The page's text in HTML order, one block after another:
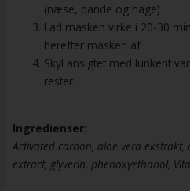
(næse, pande og hage)
Lad masken virke i 20-30
herefter masken af
Skyl ansigtet med lunkent
rester.
Ingredienser:
Activated carbon, aloe vera
extract, glyverin, phenoxyethanol,